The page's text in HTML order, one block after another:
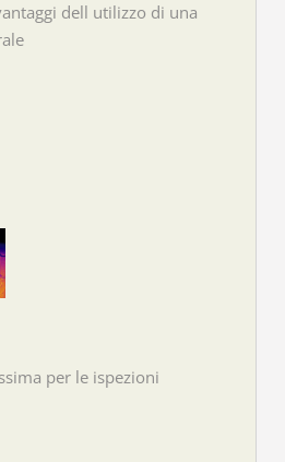
dell utilizzo di una
per le ispezioni